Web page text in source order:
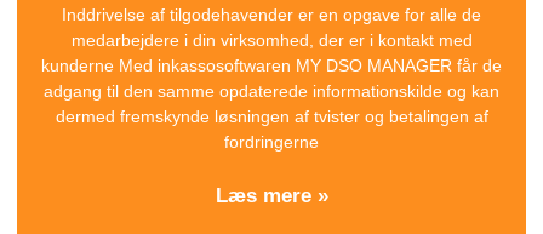
Inddrivelse af tilgodehavender er en opgave for alle de
medarbejdere i din virksomhed, der er i kontakt med
kunderne Med inkassosoftwaren MY DSO MANAGER får de
adgang til den samme opdaterede informationskilde og kan
dermed fremskynde løsningen af tvister og betalingen af
fordringerne
Læs mere »